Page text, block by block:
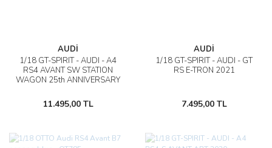
AUDİ
1/18 GT-SPIRIT - AUDI - A4
RS4 AVANT SW STATION
WAGON 25th ANNIVERSARY
11.495,00 TL
AUDİ
1/18 GT-SPIRIT - AUDI - GT
RS E-TRON 2021
7.495,00 TL